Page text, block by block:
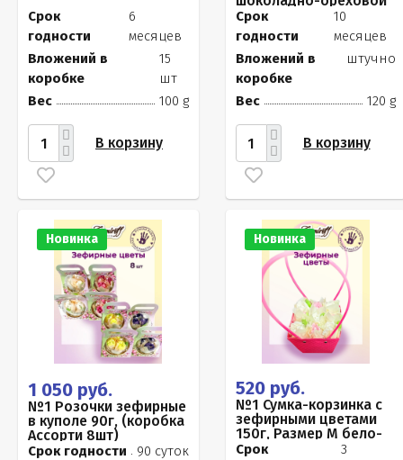
Срок
годности
6
месяцев
Вложений в
коробке
15
шт
Вес
100 g
В корзину
начинкой, 120г
Срок
годности
10
месяцев
Вложений в
коробке
штучно
Вес 120 g
В корзину
Новинка
1 050 руб.
№1 Розочки зефирные
в куполе 90г, (коробка
Ассорти 8шт)
Срок годности
90 суток
Новинка
520 руб.
№1 Сумка-корзинка с
зефирными цветами
150г, Размер М бело-
розовые бутоны
Срок
3